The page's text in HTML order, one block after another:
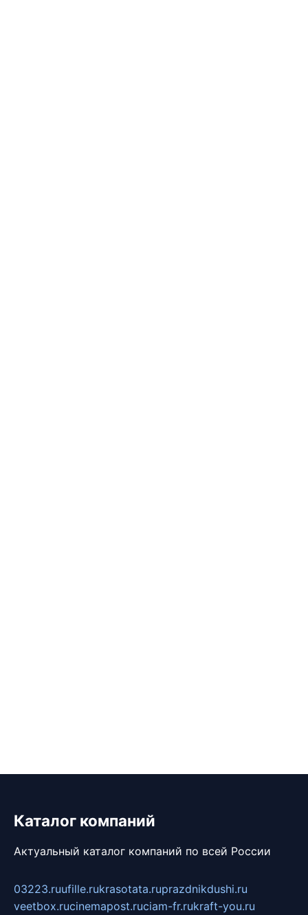
Каталог компаний
Актуальный каталог компаний по всей России
03223.ruufille.rukrasotata.ruprazdnikdushi.ru
veetbox.rucinemapost.ruciam-fr.rukraft-you.ru